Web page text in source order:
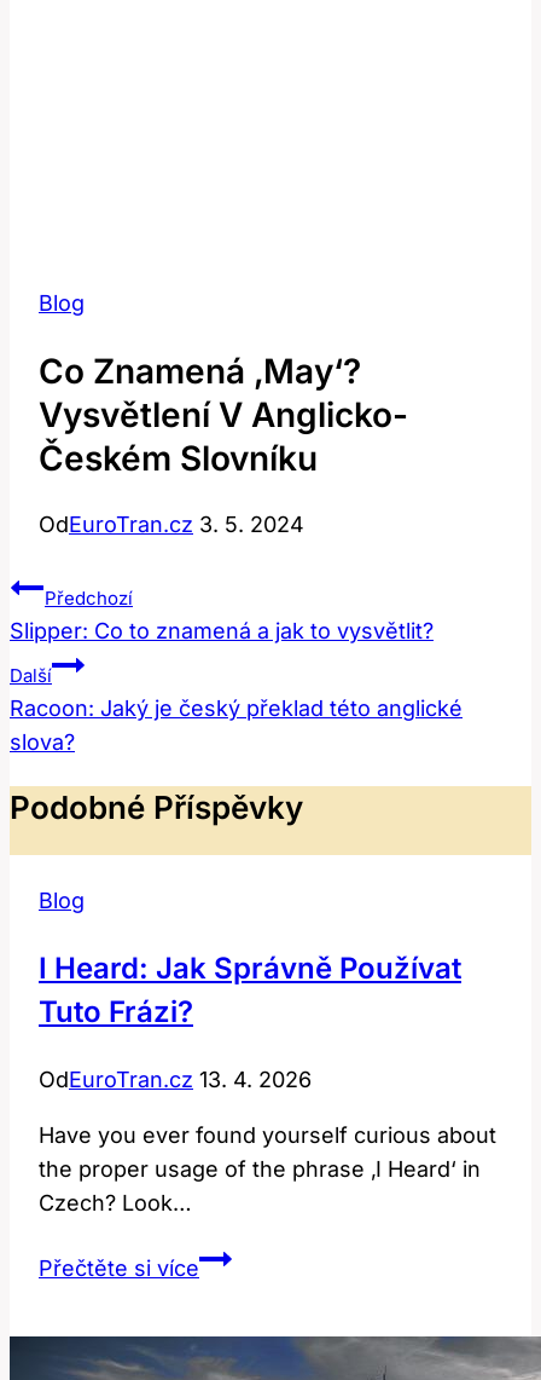
Blog
Co Znamená ‚May‘?
Vysvětlení V Anglicko-
Českém Slovníku
OdEuroTran.cz 3. 5. 2024
Navigace
Pro
Příspěvek
Předchozí
Slipper: Co to znamená a jak to vysvětlit?
Další
Racoon: Jaký je český překlad této anglické
slova?
Podobné Příspěvky
Blog
I Heard: Jak Správně Používat
Tuto Frázi?
OdEuroTran.cz 13. 4. 2026
Have you ever found⁢ yourself curious about
the proper usage of⁢ the phrase ‚I Heard‘ in
Czech? Look…
Přečtěte si víceI
správně